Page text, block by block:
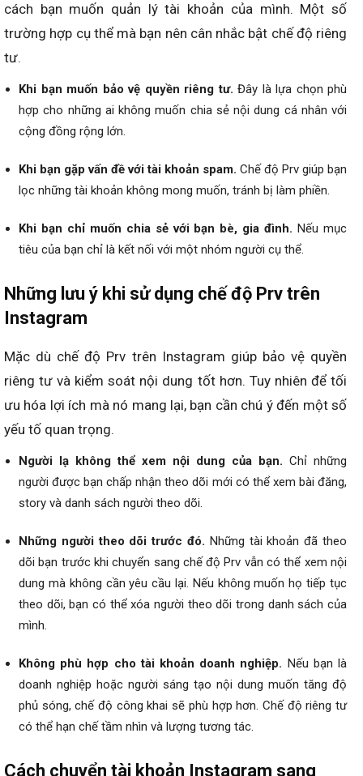
cách bạn muốn quản lý tài khoản của mình. Một số
trường hợp cụ thể mà bạn nên cân nhắc bật chế độ riêng
tư.
Khi bạn muốn bảo vệ quyền riêng tư. Đây là lựa chọn phù
hợp cho những ai không muốn chia sẻ nội dung cá nhân với
cộng đồng rộng lớn.
Khi bạn gặp vấn đề với tài khoản spam. Chế độ Prv giúp bạn
lọc những tài khoản không mong muốn, tránh bị làm phiền.
Khi bạn chỉ muốn chia sẻ với bạn bè, gia đình. Nếu mục
tiêu của bạn chỉ là kết nối với một nhóm người cụ thể.
Những lưu ý khi sử dụng chế độ Prv trên
Instagram
Mặc dù chế độ Prv trên Instagram giúp bảo vệ quyền
riêng tư và kiểm soát nội dung tốt hơn. Tuy nhiên để tối
ưu hóa lợi ích mà nó mang lại, bạn cần chú ý đến một số
yếu tố quan trọng.
Người lạ không thể xem nội dung của bạn. Chỉ những
người được bạn chấp nhận theo dõi mới có thể xem bài đăng,
story và danh sách người theo dõi.
Những người theo dõi trước đó. Những tài khoản đã theo
dõi bạn trước khi chuyển sang chế độ Prv vẫn có thể xem nội
dung mà không cần yêu cầu lại. Nếu không muốn họ tiếp tục
theo dõi, bạn có thể xóa người theo dõi trong danh sách của
mình.
Không phù hợp cho tài khoản doanh nghiệp. Nếu bạn là
doanh nghiệp hoặc người sáng tạo nội dung muốn tăng độ
phủ sóng, chế độ công khai sẽ phù hợp hơn. Chế độ riêng tư
có thể hạn chế tầm nhìn và lượng tương tác.
Cách chuyển tài khoản Instagram sang